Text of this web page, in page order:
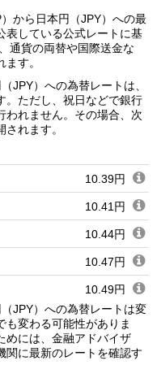
から日本円（JPY）への最
表している公式レートに基
通貨の両替や国際送金な
す。
JPY）への為替レートは、
。ただし、祝日などで銀行
われません。その場合、次
れます。
10.39円
10.41円
10.44円
10.47円
10.49円
10.52円
10.54円
JPY）への為替レートは変
も変わる可能性がありま
めには、金融アドバイザ
関に最新のレートを確認す